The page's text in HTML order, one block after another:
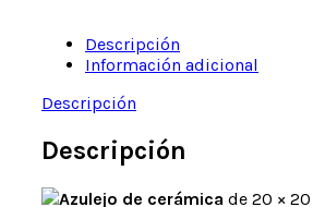
Descripción
Información adicional
Descripción
Descripción
Azulejo de cerámica de 20 ×